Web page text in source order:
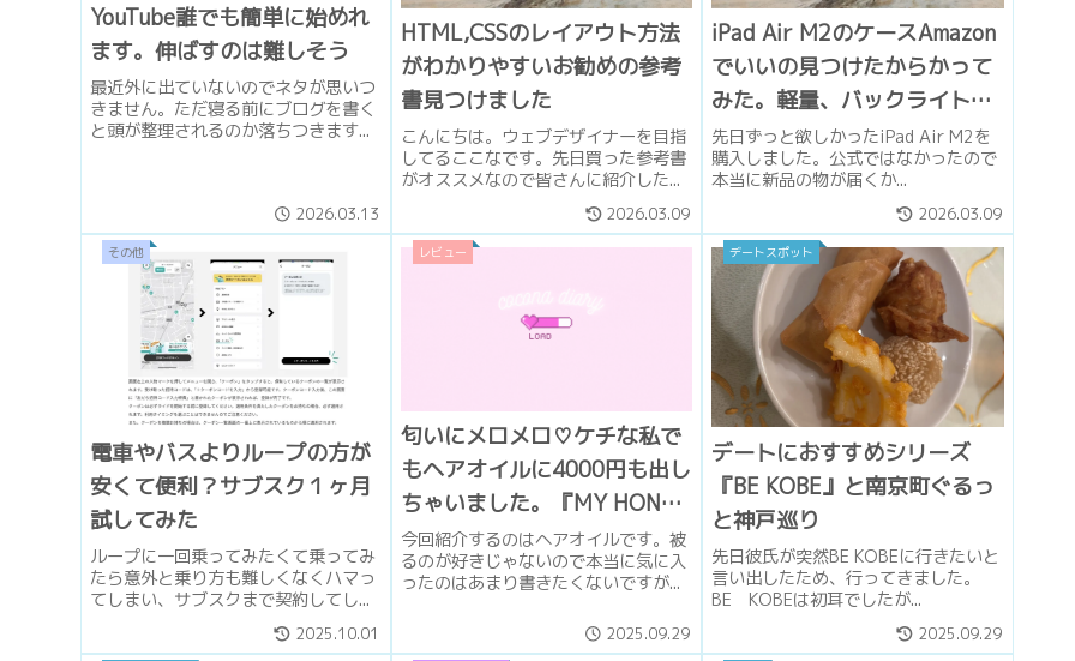
YouTube誰でも簡単に始めれ
ます。伸ばすのは難しそう
最近外に出ていないのでネタが思いつ
きません。ただ寝る前にブログを書く
と頭が整理されるのか落ちつきます...
2026.03.13
HTML,CSSのレイアウト方法
がわかりやすいお勧めの参考
書見つけました
こんにちは。ウェブデザイナーを目指
してるここなです。先日買った参考書
がオススメなので皆さんに紹介した...
2026.03.09
iPad Air M2のケースAmazon
でいいの見つけたからかって
みた。軽量、バックライト、
低価格、ペンホルダー付き
先日ずっと欲しかったiPad Air M2を
購入しました。公式ではなかったので
本当に新品の物が届くか...
2026.03.09
その他
電車やバスよりループの方が
安くて便利？サブスク１ヶ月
試してみた
ループに一回乗ってみたくて乗ってみ
たら意外と乗り方も難しくなくハマっ
てしまい、サブスクまで契約してし...
2025.10.01
レビュー
匂いにメロメロ♡ケチな私で
もヘアオイルに4000円も出し
ちゃいました。『MY HONEY
REMEDY THE HONEY OiL
Bless』
今回紹介するのはヘアオイルです。被
るのが好きじゃないので本当に気に入
ったのはあまり書きたくないですが...
2025.09.29
デートスポット
デートにおすすめシリーズ
『BE KOBE』と南京町ぐるっ
と神戸巡り
先日彼氏が突然BE KOBEに行きたいと
言い出したため、行ってきました。
BE KOBEは初耳でしたが...
2025.09.29